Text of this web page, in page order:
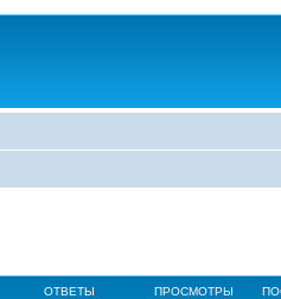
ОТВЕТЫ ПРОСМОТРЫ